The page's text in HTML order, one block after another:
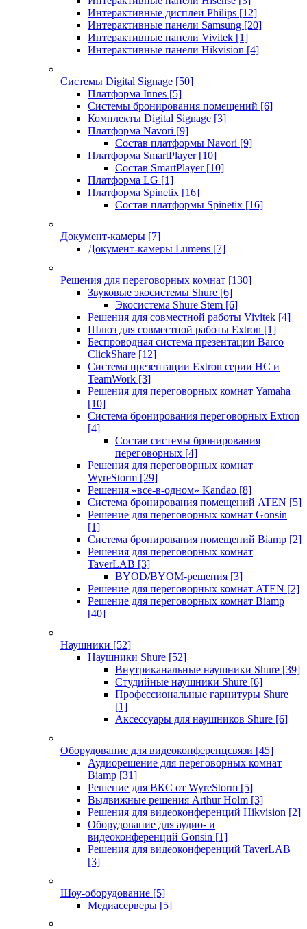
Интерактивные дисплеи Philips [12]
Интерактивные панели Samsung [20]
Интерактивные панели Vivitek [1]
Интерактивные панели Hikvision [4]
Системы Digital Signage [50]
Платформа Innes [5]
Системы бронирования помещений [6]
Комплекты Digital Signage [3]
Платформа Navori [9]
Состав платформы Navori [9]
Платформа SmartPlayer [10]
Состав SmartPlayer [10]
Платформа LG [1]
Платформа Spinetix [16]
Состав платформы Spinetix [16]
Документ-камеры [7]
Документ-камеры Lumens [7]
Решения для переговорных комнат [130]
Звуковые экосистемы Shure [6]
Экосистема Shure Stem [6]
Решения для совместной работы Vivitek [4]
Шлюз для совместной работы Extron [1]
Беспроводная система презентации Barco
ClickShare [12]
Система презентации Extron серии HC и
TeamWork [3]
Решения для переговорных комнат Yamaha
[10]
Система бронирования переговорных Extron
[4]
Состав системы бронирования
переговорных [4]
Решения для переговорных комнат
WyreStorm [29]
Решения «все-в-одном» Kandao [8]
Система бронирования помещений ATEN [5]
Решение для переговорных комнат Gonsin
[1]
Система бронирования помещений Biamp [2]
Решения для переговорных комнат
TaverLAB [3]
BYOD/BYOM-решения [3]
Решение для переговорных комнат ATEN [2]
Решение для переговорных комнат Biamp
[40]
Наушники [52]
Наушники Shure [52]
Внутриканальные наушники Shure [39]
Студийные наушники Shure [6]
Профессиональные гарнитуры Shure
[1]
Аксессуары для наушников Shure [6]
Оборудование для видеоконференцсвязи [45]
Аудиорешение для переговорных комнат
Biamp [31]
Решение для ВКС от WyreStorm [5]
Выдвижные решения Arthur Holm [3]
Решения для видеоконференций Hikvision [2]
Оборудование для аудио- и
видеоконференций Gonsin [1]
Решения для видеоконференций TaverLAB
[3]
Шоу-оборудование [5]
Медиасерверы [5]